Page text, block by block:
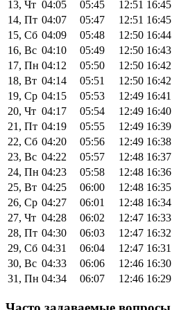
13, Чт 04:05 05:45 12:51 16:45
14, Пт 04:07 05:47 12:51 16:45
15, Сб 04:09 05:48 12:50 16:44
16, Вс 04:10 05:49 12:50 16:43
17, Пн 04:12 05:50 12:50 16:42
18, Вт 04:14 05:51 12:50 16:42
19, Ср 04:15 05:53 12:49 16:41
20, Чт 04:17 05:54 12:49 16:40
21, Пт 04:19 05:55 12:49 16:39
22, Сб 04:20 05:56 12:49 16:38
23, Вс 04:22 05:57 12:48 16:37
24, Пн 04:23 05:58 12:48 16:36
25, Вт 04:25 06:00 12:48 16:35
26, Ср 04:27 06:01 12:48 16:34
27, Чт 04:28 06:02 12:47 16:33
28, Пт 04:30 06:03 12:47 16:32
29, Сб 04:31 06:04 12:47 16:31
30, Вс 04:33 06:06 12:46 16:30
31, Пн 04:34 06:07 12:46 16:29